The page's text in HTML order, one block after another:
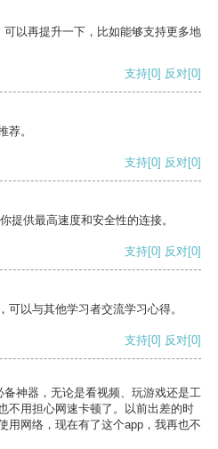
以再提升一下，比如能够支持更多地
支持[0] 反对[0]
荐。
支持[0] 反对[0]
提供最高速度和安全性的连接。
支持[0] 反对[0]
以与其他学习者交流学习心得。
支持[0] 反对[0]
神器，无论是看视频、玩游戏还是工
不用担心网速卡顿了。以前出差的时
用网络，现在有了这个app，我再也不